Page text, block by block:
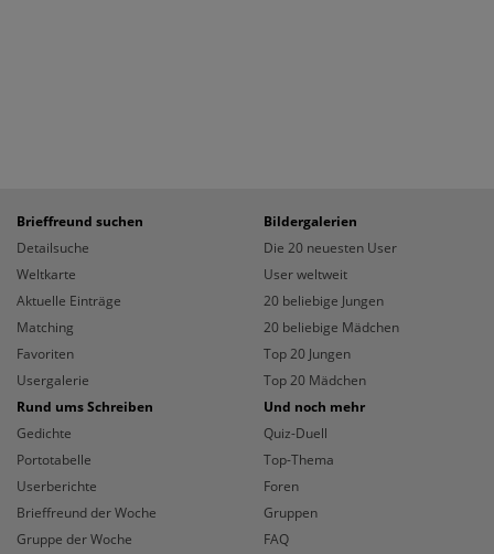
Brieffreund suchen
Detailsuche
Weltkarte
Aktuelle Einträge
Matching
Favoriten
Usergalerie
Bildergalerien
Die 20 neuesten User
User weltweit
20 beliebige Jungen
20 beliebige Mädchen
Top 20 Jungen
Top 20 Mädchen
Rund ums Schreiben
Gedichte
Portotabelle
Userberichte
Brieffreund der Woche
Gruppe der Woche
Und noch mehr
Quiz-Duell
Top-Thema
Foren
Gruppen
FAQ